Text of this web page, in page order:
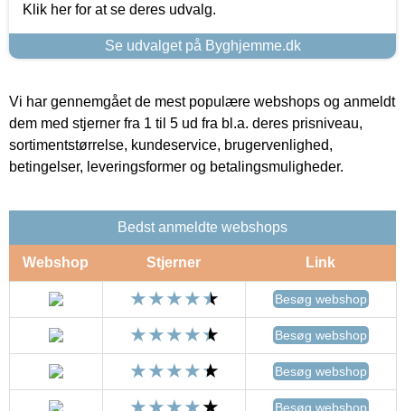
Klik her for at se deres udvalg.
Se udvalget på Byghjemme.dk
Vi har gennemgået de mest populære webshops og anmeldt
dem med stjerner fra 1 til 5 ud fra bl.a. deres prisniveau,
sortimentstørrelse, kundeservice, brugervenlighed,
betingelser, leveringsformer og betalingsmuligheder.
Bedst anmeldte webshops
Webshop Stjerner Link
Besøg webshop
Besøg webshop
Besøg webshop
Besøg webshop